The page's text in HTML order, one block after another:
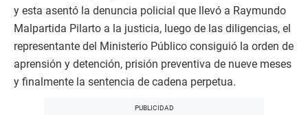
y esta asentó la denuncia policial que llevó a Raymundo
Malpartida Pilarto a la justicia, luego de las diligencias, el
representante del Ministerio Público consiguió la orden de
aprensión y detención, prisión preventiva de nueve meses
y finalmente la sentencia de cadena perpetua.